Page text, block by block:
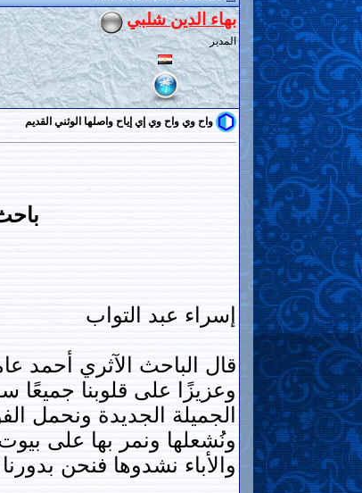
بهاء الدين شلبي
المدير
واح وي واح وي إي إياح واصلها الوثني القديم
إسراء عبد التواب
قال الباحث الآثري أحمد
وعزيزًا على قلوبنا جميعًا
الجميلة الجديدة ونحمل
ونُشعلها ونمر بها على
والأباء نشدوها فنحن